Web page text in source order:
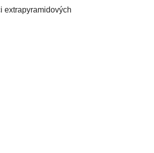
extrapyramidových